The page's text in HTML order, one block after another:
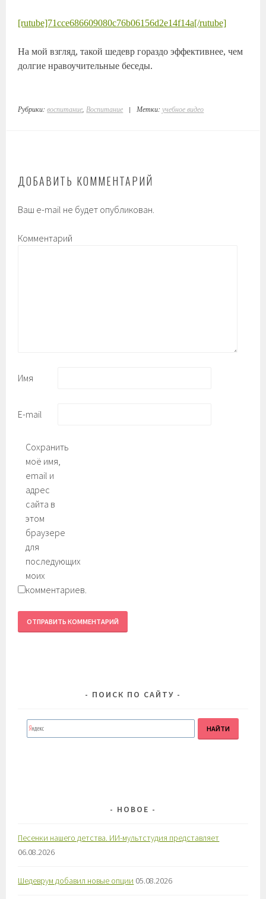
[rutube]71cce686609080c76b06156d2e14f14a[/rutube]
На мой взгляд, такой шедевр гораздо эффективнее, чем
долгие нравоучительные беседы.
Рубрики:воспитание Воспитание | Метки:учебное видео
ДОБАВИТЬ КОММЕНТАРИЙ
Ваш e-mail не будет опубликован.
Комментарий
Имя
E-mail
Сохранить
моё имя,
email и
адрес
сайта в
этом
браузере
для
последующих
моих
комментариев.
ПОИСК ПО САЙТУ
НОВОЕ
Песенки нашего детства. ИИ-мультстудия представляет
06.08.2026
Шедеврум добавил новые опции 05.08.2026